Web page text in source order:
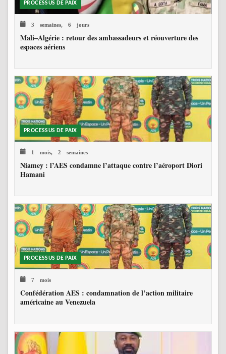
PROCESSUS DE PAIX
3 semaines, 6 jours
Mali–Algérie : retour des ambassadeurs et réouverture des
espaces aériens
PROCESSUS DE PAIX
1 mois, 2 semaines
Niamey : l’AES condamne l’attaque contre l’aéroport Diori
Hamani
PROCESSUS DE PAIX
7 mois
Confédération AES : condamnation de l’action militaire
américaine au Venezuela